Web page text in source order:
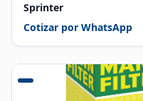
Sprinter
Cotizar por WhatsApp